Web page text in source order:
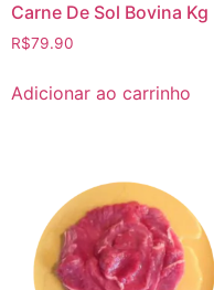
Carne De Sol Bovina Kg
R$79.90
Adicionar ao carrinho